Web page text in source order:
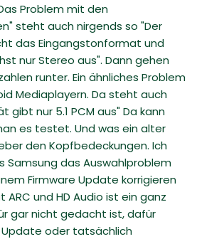
Problem mit den
steht auch nirgends so "Der
das Eingangstonformat und
nur Stereo aus". Dann gehen
runter. Ein ähnliches Problem
Mediaplayern. Da steht auch
gibt nur 5.1 PCM aus" Da kann
es testet. Und was ein alter
den Kopfbedeckungen. Ich
Samsung das Auswahlproblem
Firmware Update korrigieren
ARC und HD Audio ist ein ganz
gar nicht gedacht ist, dafür
oder tatsächlich